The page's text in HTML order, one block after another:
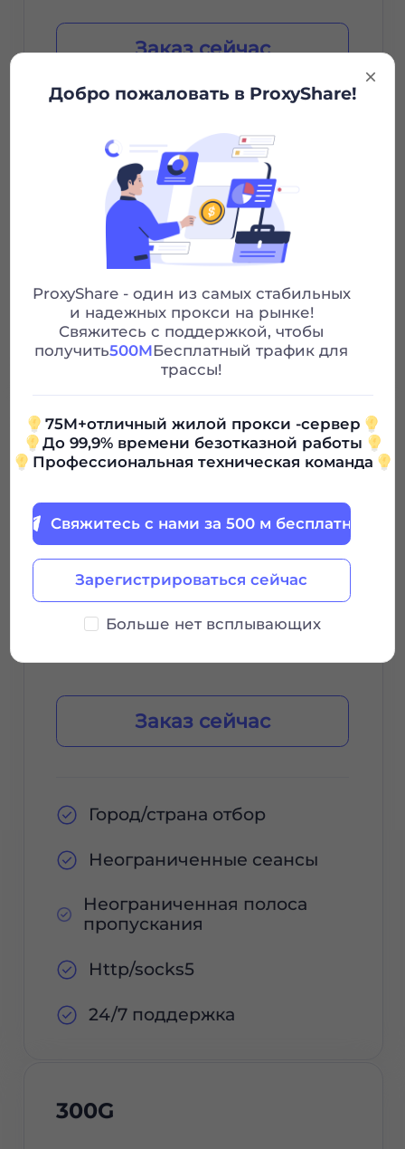
Заказ сейчас
Город/страна отбор
Неограниченные сеансы
Неограниченная полоса
пропускания
Http/socks5
24/7 поддержка
100G
$0.85
$85 / 30Дни
Период
достоверности
Заказ сейчас
Город/страна отбор
Неограниченные сеансы
Неограниченная полоса
пропускания
Http/socks5
24/7 поддержка
300G
Добро пожаловать в ProxyShare!
ProxyShare - один из самых стабильных
и надежных прокси на рынке!
Свяжитесь с поддержкой, чтобы
получить500MБесплатный трафик для
трассы!
75M+отличный жилой прокси -сервер
До 99,9% времени безотказной работы
Профессиональная техническая команда
Зарегистрироваться сейчас
Свяжитесь с нами за 500 м бесплатно
Больше нет всплывающих